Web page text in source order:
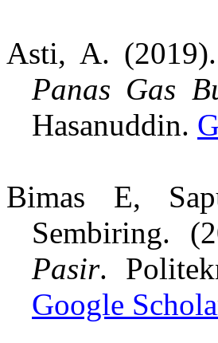
Asti, A. (2019).
Panas Gas
Hasanuddin.
Bimas E,
Sembiring.
Pasir.
Google